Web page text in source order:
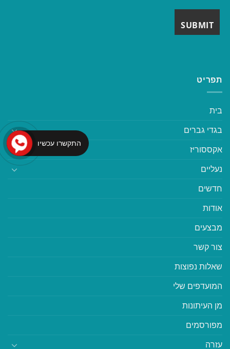
תפריט
בית
בגדי גברים
אקססוריז
נעליים
חדשים
אודות
מבצעים
צור קשר
שאלות נפוצות
המועדפים שלי
מן העיתונות
מפורסמים
עזרה
התקשרו עכשיו